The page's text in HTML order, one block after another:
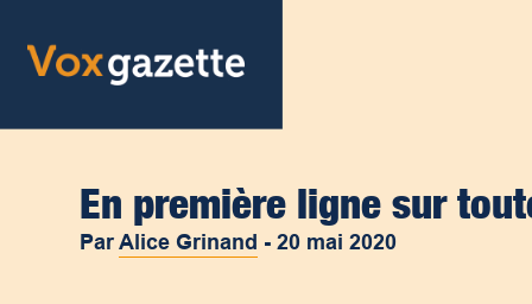
En première ligne sur
ParAlice Grinand -20 mai 2020